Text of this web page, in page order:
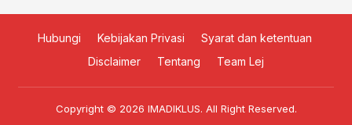
Hubungi Kebijakan Privasi
Syarat dan ketentuan
Disclaimer
Tentang Team Lej
Copyright © 2026 IMADIKLUS. All Right Reserved.